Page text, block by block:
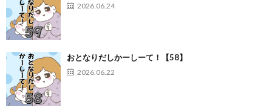
2026.06.24
おとなりだしかーしーて！【58】
2026.06.22